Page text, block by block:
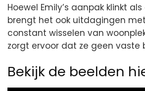
Hoewel Emily’s aanpak klinkt
brengt het ook uitdagingen
constant wisselen van
zorgt ervoor dat ze geen vaste
Bekijk de beelden